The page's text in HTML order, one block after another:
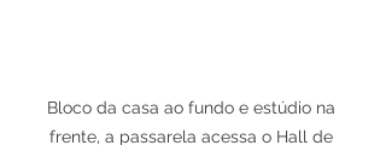
Bloco da casa ao fundo e estúdio na
frente, a passarela acessa o Hall de